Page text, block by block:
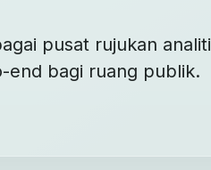
pusat rujukan
end bagi ruang publik.